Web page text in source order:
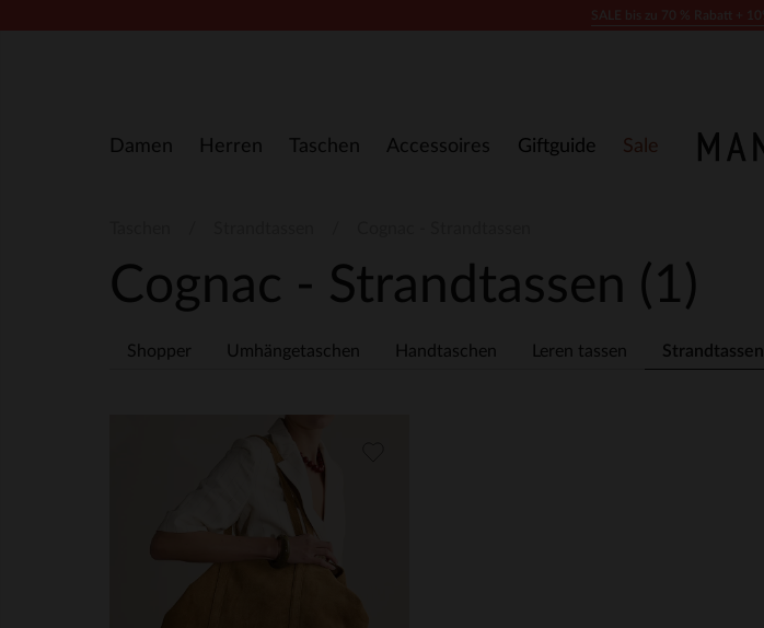
Damen Herren Taschen Accessoires Giftguide Sale
Cognac - Strandtassen (1)
Shopper Umhängetaschen Handtaschen Leren tassen Strandtassen